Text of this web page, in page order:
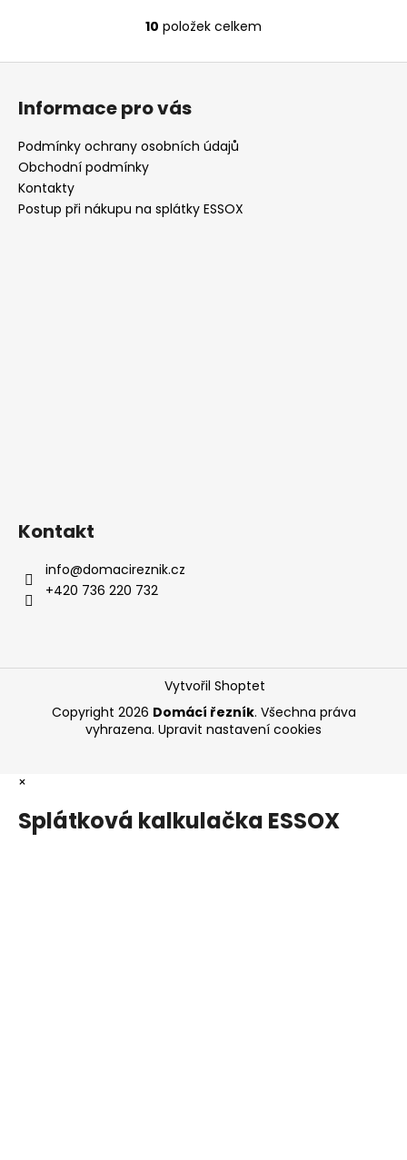
O
v
a
c
r
10 položek celkem
Informace pro vás
Podmínky ochrany osobních údajů
Obchodní podmínky
Kontakty
Postup při nákupu na splátky ESSOX
Kontakt
info@domacireznik.cz
+420 736 220 732
Vytvořil Shoptet
Copyright 2026 Domácí řezník. Všechna práva
vyhrazena. Upravit nastavení cookies
×
Splátková kalkulačka ESSOX